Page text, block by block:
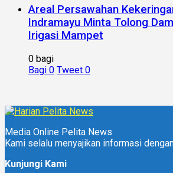
Areal Persawahan
Indramayu Minta Tolong
Irigasi Mampet
0 bagi
Bagi 0 Tweet 0
Media Online Pelita News
Kami selalu menyajikan informasi
Kunjungi Kami